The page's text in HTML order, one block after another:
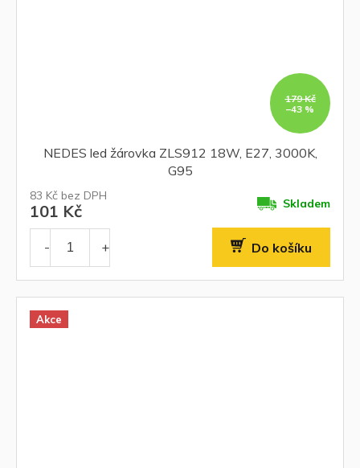
179 Kč
–43 %
NEDES led žárovka ZLS912 18W, E27, 3000K,
G95
83 Kč bez DPH
101 Kč Skladem
Do košíku
Akce